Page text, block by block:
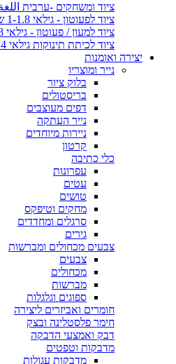
ציוד ומשחקים -ערבית
ציוד לפעוטון - גילאי 1-1.8 שנה
ציוד למעון / פעוטון - גילאי 1.9-2.8 שנה
ציוד לכיתת תינוקות גילאי 4 חד' - שנה
יצירה ואומנות
נייר ומוצריו
בלוק ציור
בריסטולים
דפים מעוצבים
נייר העתקה
ניירות מיוחדים
קרטון
כלי כתיבה
עפרונות
עטים
טושים
מחקים וטיפקס
סרגלים ומחדדים
גירים
צבעים מכחולים ומברשות
צבעים
מכחולים
מברשות
ספוגים וגלגלות
חומרים ואביזרים ליצירה
חימר פלסטלינה ובצק
דבק ואמצעי הדבקה
מדבקות וטפטים
מדבקות עגולות